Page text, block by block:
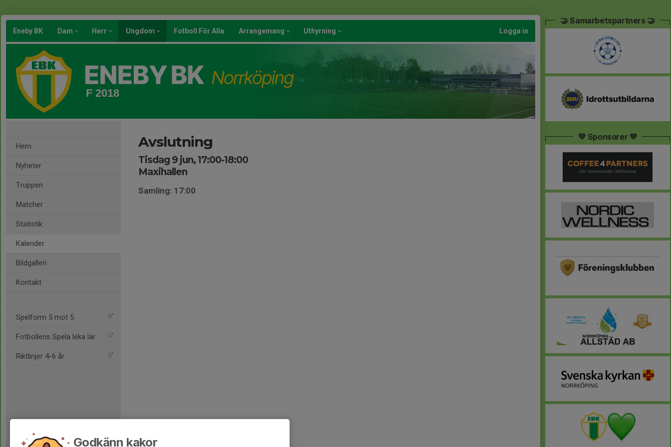
Eneby BK Dam Herr Ungdom Fotboll För Alla Arrangemang Uthyrning Logga in
F 2018
Hem
Nyheter
Truppen
Matcher
Statistik
Kalender
Bildgalleri
Kontakt
Spelform 5 mot 5
Fotbollens Spela leka lär
Riktlinjer 4-6 år
Avslutning
Tisdag 9 jun, 17:00-18:00
Maxihallen
Samling: 17:00
🤝 Samarbetspartners 🤝
💚 Sponsorer 💚
Godkänn kakor